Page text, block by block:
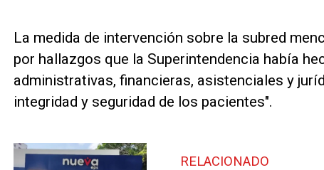
La medida de intervención sobre la subred
por hallazgos que la Superintendencia había
administrativas, financieras, asistenciales y
integridad y seguridad de los pacientes".
RELACIONADO